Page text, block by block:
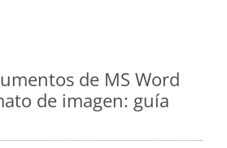
de MS Word
de imagen: guía